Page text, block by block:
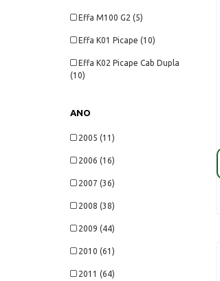
Effa M100 G2 (5)
Effa K01 Picape (10)
Effa K02 Picape Cab Dupla
(10)
Dupla (2)
Towner Picape (11)
Towner Furgão (11)
Towner Van (11)
Topic Jinbei Passageiro (2)
Topic Jinbei Furgão (2)
Chery QQ 1.1 (3)
ANO
2005 (11)
2006 (16)
2007 (36)
2008 (38)
2009 (44)
2010 (61)
2011 (64)